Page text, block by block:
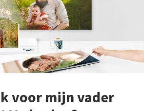
voor mijn vader